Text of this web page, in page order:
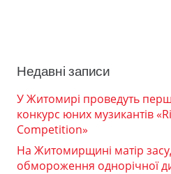
Недавні записи
У Житомирі проведуть
конкурс юних музикантів
Competition»
На Житомирщині матір
обмороження однорічної